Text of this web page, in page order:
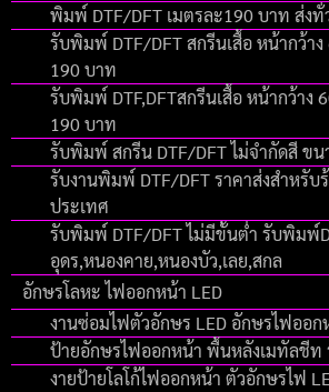
พิมพ์ DTF/DFT เมตรละ190 บาท ส่งทั่
รับพิมพ์ DTF/DFT สกรีนเสื้อ หน้ากว้าง
190 บาท
รับพิมพ์ DTF,DFTสกรีนเสื้อ หน้ากว้าง
190 บาท
รับพิมพ์ สกรีน DTF/DFT ไม่จำกัดสี ขน
รับงานพิมพ์ DTF/DFT ราคาส่งสำหรับ
ประเทศ
รับพิมพ์ DTF/DFT ไม่มีขั้นต่ำ รับพิมพ์
อุดร,หนองคาย,หนองบัว,เลย,สกล
อักษรโลหะ ไฟออกหน้า LED
งานซ่อมไฟตัวอักษร LED อักษรไฟออ
ป้ายอักษรไฟออกหน้า พื้นหลังเมทัลชีท
งายป้ายโลโก้ไฟออกหน้า ตัวอักษรไฟ